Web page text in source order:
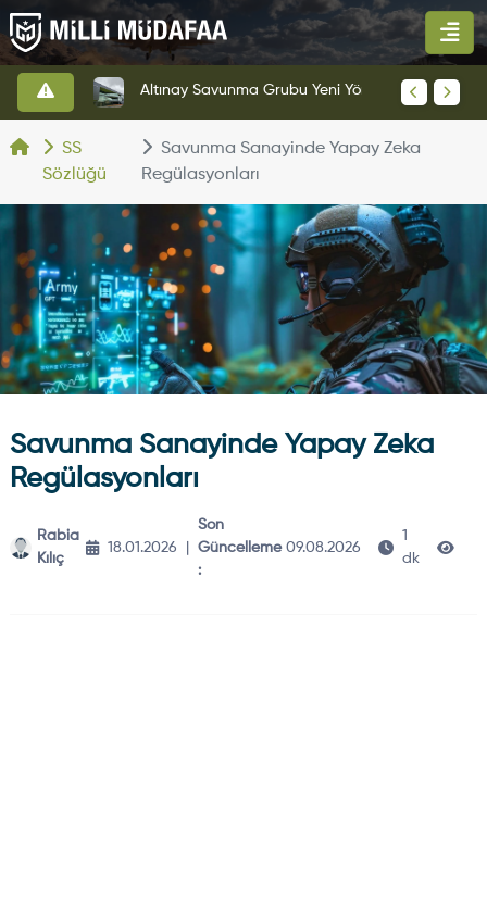
SS
Sözlüğü
Savunma Sanayinde Yapay Zeka
Regülasyonları
Savunma Sanayinde Yapay Zeka
Regülasyonları
Rabia
Kılıç
18.01.2026
Son
Güncelleme
:
09.08.2026
1
dk